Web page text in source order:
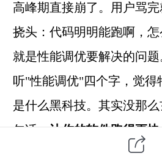
高峰期直接崩了。用户骂
挠头：代码明明能跑啊，
就是性能调优要解决的问
听"性能调优"四个字，觉得
是什么黑科技。其实没那
句话：让你的软件跑得更